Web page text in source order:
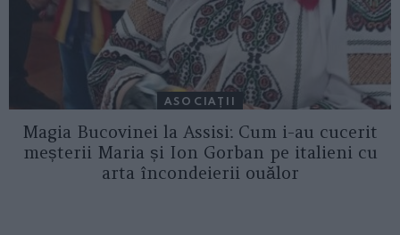
ASOCIAŢII
Magia Bucovinei la Assisi: Cum i-au cucerit
meșterii Maria și Ion Gorban pe italieni cu
arta încondeierii ouălor